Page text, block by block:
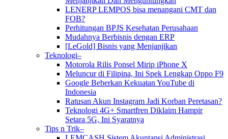
LENERP LEMPOS bisa menangani CMT dan
FOB?
Perhitungan BPJS Kesehatan Perusahaan
Mudahnya Berbisnis dengan ERP
[LeGold] Bisnis yang Menjanjikan
Teknologi–
Motorola Rilis Ponsel Mirip iPhone X
Meluncur di Filipina, Ini Spek Lengkap Oppo F9
Google Beberkan Kekuatan YouTube di
Indonesia
Ratusan Akun Instagram Jadi Korban Peretasan?
Teknologi 4G+ Smartfren Diklaim Hampir
Setara 5G, Ini Syaratnya
Tips n Trik–